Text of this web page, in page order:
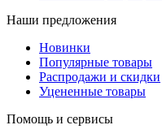
Наши предложения
Новинки
Популярные товары
Распродажи и скидки
Уцененные товары
Помощь и сервисы